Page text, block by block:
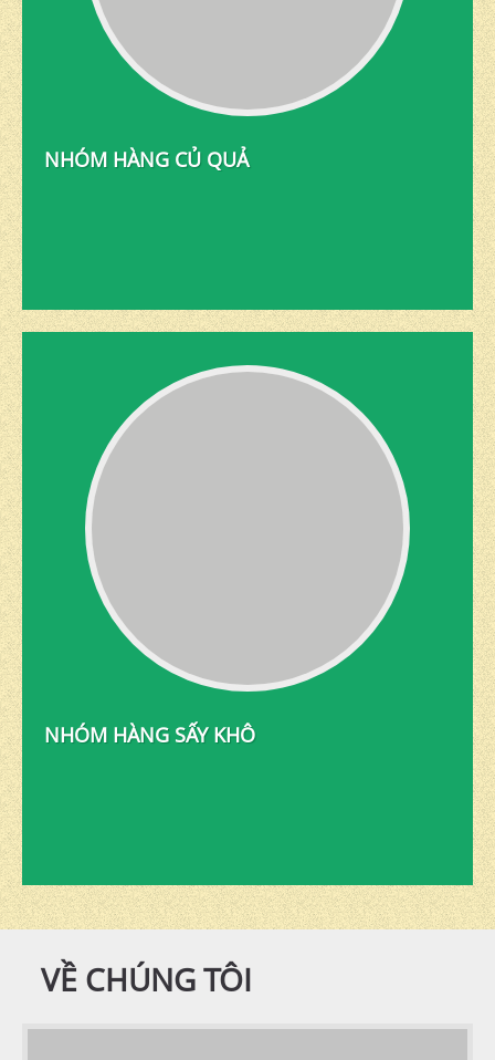
NHÓM HÀNG CỦ QUẢ
NHÓM HÀNG SẤY KHÔ
VỀ CHÚNG TÔI